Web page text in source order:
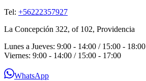
Tel: +56222357927
La Concepción 322, of 102, Providencia
Lunes a Jueves: 9:00 - 14:00 / 15:00 - 18:00
Viernes: 9:00 - 14:00 / 15:00 - 17:00
WhatsApp